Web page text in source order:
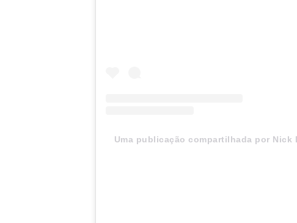
Uma publicação compartilhada por Nick